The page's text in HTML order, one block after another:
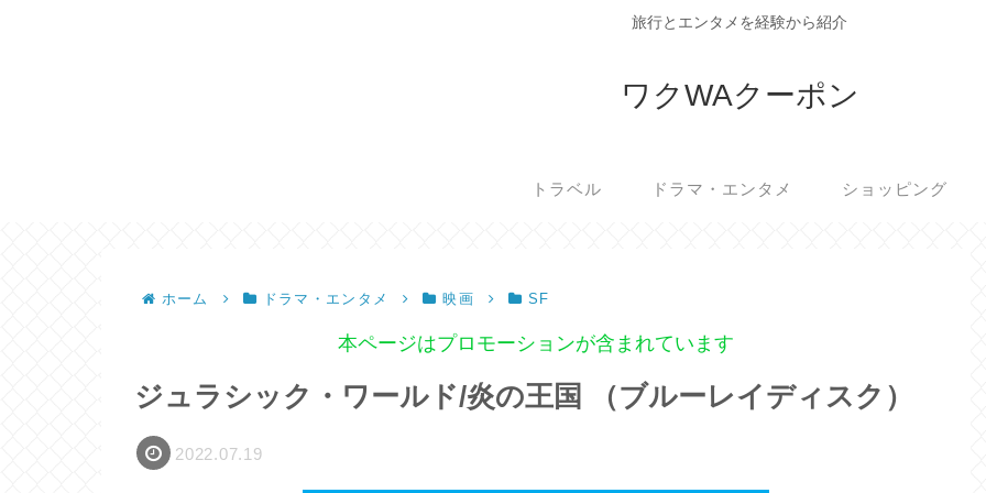
旅行とエンタメを経験から紹介
ワクWAクーポン
トラベル ドラマ・エンタメ ショッピング
ホーム ドラマ・エンタメ 映画 SF
本ページはプロモーションが含まれています
ジュラシック・ワールド/炎の王国 （ブルーレイディスク）
2022.07.19